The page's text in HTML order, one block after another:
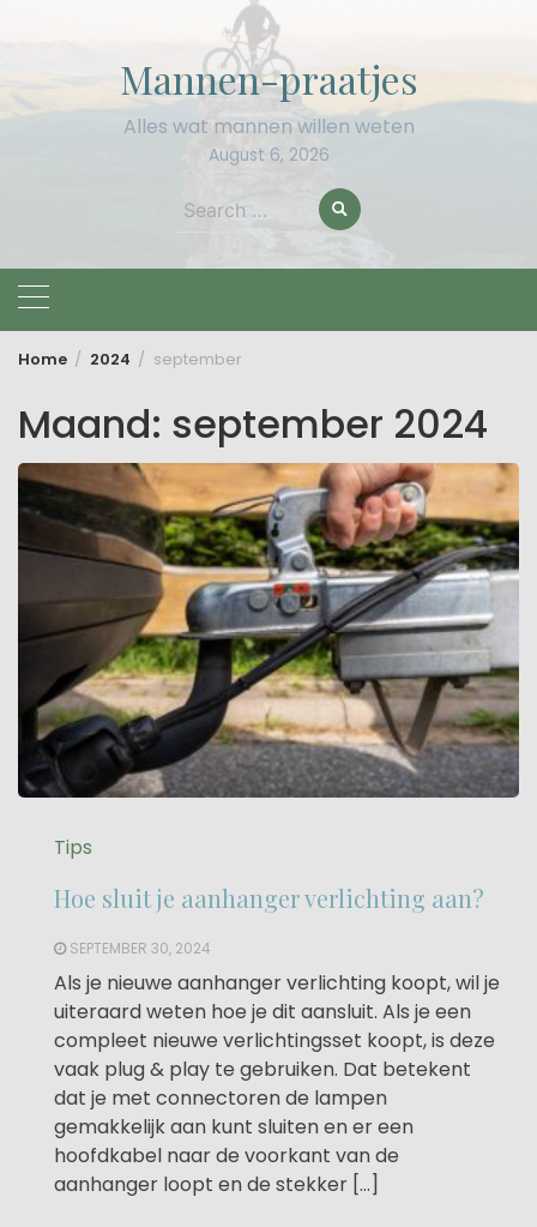
Mannen-praatjes
Alles wat mannen willen weten
August 6, 2026
Search
Home 2024 september
Maand: september 2024
Tips
Hoe sluit je aanhanger verlichting aan?
SEPTEMBER 30, 2024
Als je nieuwe aanhanger verlichting koopt, wil je
uiteraard weten hoe je dit aansluit. Als je een
compleet nieuwe verlichtingsset koopt, is deze
vaak plug & play te gebruiken. Dat betekent
dat je met connectoren de lampen
gemakkelijk aan kunt sluiten en er een
hoofdkabel naar de voorkant van de
aanhanger loopt en de stekker […]